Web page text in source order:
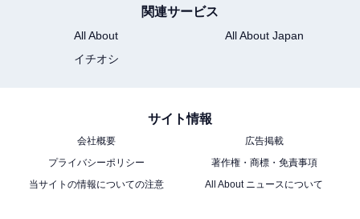
Anker MagGo Power Bank (10000mAh, Slim) ブラック
関連サービス
All About
All About Japan
イチオシ
サイト情報
会社概要
広告掲載
プライバシーポリシー
著作権・商標・免責事項
当サイトの情報についての注意
All About ニュースについて